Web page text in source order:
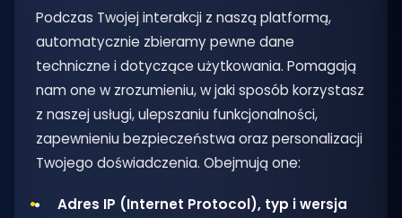
Podczas Twojej interakcji z naszą platformą,
automatycznie zbieramy pewne dane
techniczne i dotyczące użytkowania. Pomagają
nam one w zrozumieniu, w jaki sposób korzystasz
z naszej usługi, ulepszaniu funkcjonalności,
zapewnieniu bezpieczeństwa oraz personalizacji
Twojego doświadczenia. Obejmują one:
Adres IP (Internet Protocol), typ i wersja